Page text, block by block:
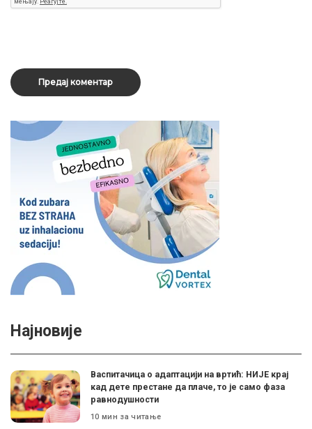
Најновије
Васпитачица о адаптацији на вртић: НИЈЕ крај
кад дете престане да плаче, то је само фаза
равнодушности
10 мин за читање